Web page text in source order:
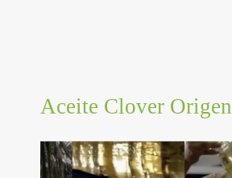
Aceite Clover Origen